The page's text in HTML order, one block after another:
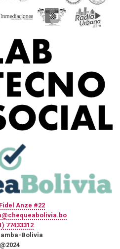
Anze #22
77433312
Bolivia
@2024